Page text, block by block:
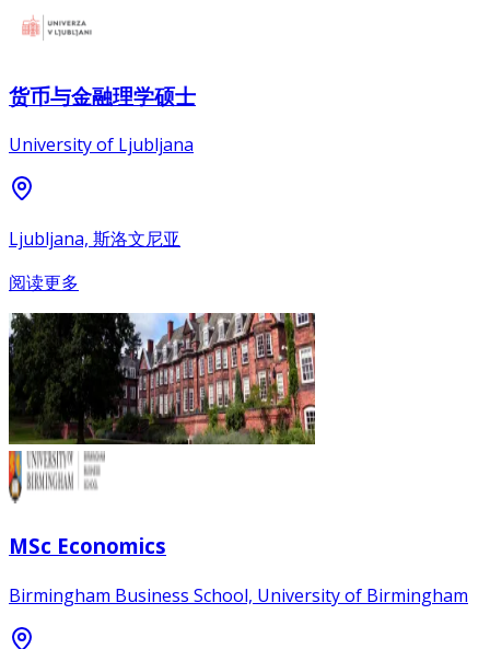
货币与金融理学硕士
University of Ljubljana
Ljubljana, 斯洛文尼亚
阅读更多
MSc Economics
Birmingham Business School, University of Birmingham